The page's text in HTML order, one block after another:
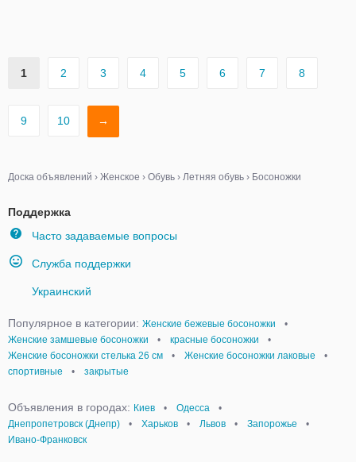
1 2 3 4 5 6 7 8
9 10 →
Доска объявлений › Женское › Обувь › Летняя обувь › Босоножки
Поддержка
Часто задаваемые вопросы
Служба поддержки
Украинский
Популярное в категории: Женские бежевые босоножки
•
Женские замшевые босоножки
• красные босоножки
•
Женские босоножки стелька 26 см
• Женские босоножки лаковые
•
спортивные
• закрытые
Объявления в городах: Киев • Одесса
•
Днепропетровск (Днепр)
• Харьков • Львов • Запорожье
•
Ивано-Франковск